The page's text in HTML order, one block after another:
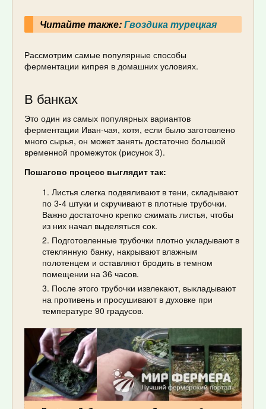
Читайте также:Гвоздика турецкая
Рассмотрим самые популярные способы
ферментации кипрея в домашних условиях.
В банках
Это один из самых популярных вариантов
ферментации Иван-чая, хотя, если было заготовлено
много сырья, он может занять достаточно большой
временной промежуток (рисунок 3).
Пошагово процесс выглядит так:
Листья слегка подвяливают в тени, складывают
по 3-4 штуки и скручивают в плотные трубочки.
Важно достаточно крепко сжимать листья, чтобы
из них начал выделяться сок.
Подготовленные трубочки плотно укладывают в
стеклянную банку, накрывают влажным
полотенцем и оставляют бродить в темном
помещении на 36 часов.
После этого трубочки извлекают, выкладывают
на противень и просушивают в духовке при
температуре 90 градусов.